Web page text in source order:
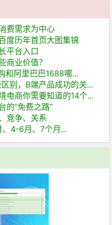
费需求为中心
度历年首页大图集锦
平台入口
商业价值？
和阿里巴巴1688哪...
别，B端产品成功的关...
电商你需要知道的14个...
的“免费之路”
竞争、关系
、4-6月、7个月...